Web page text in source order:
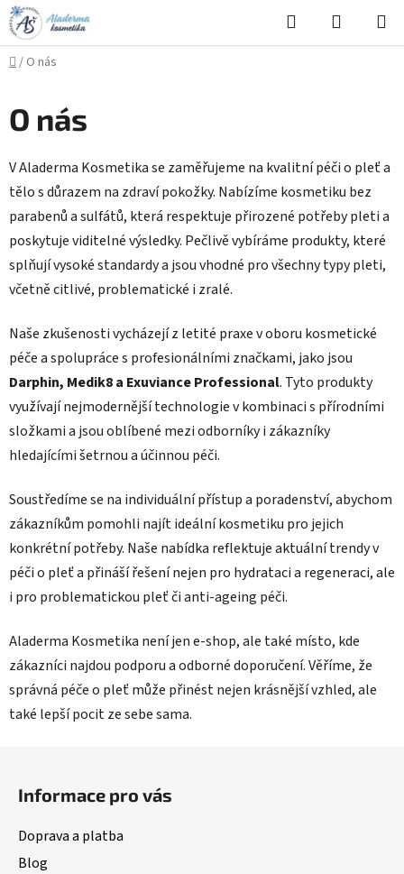
Přejít
na
obsah
Hledat
KOŠÍK
Domů
/ O nás
O nás
V Aladerma Kosmetika se zaměřujeme na kvalitní péči o pleť a
tělo s důrazem na zdraví pokožky. Nabízíme kosmetiku bez
parabenů a sulfátů, která respektuje přirozené potřeby pleti a
poskytuje viditelné výsledky. Pečlivě vybíráme produkty, které
splňují vysoké standardy a jsou vhodné pro všechny typy pleti,
včetně citlivé, problematické i zralé.
Naše zkušenosti vycházejí z letité praxe v oboru kosmetické
péče a spolupráce s profesionálními značkami, jako jsou
Darphin, Medik8 a Exuviance Professional. Tyto produkty
využívají nejmodernější technologie v kombinaci s přírodními
složkami a jsou oblíbené mezi odborníky i zákazníky
hledajícími šetrnou a účinnou péči.
Soustředíme se na individuální přístup a poradenství, abychom
zákazníkům pomohli najít ideální kosmetiku pro jejich
konkrétní potřeby. Naše nabídka reflektuje aktuální trendy v
péči o pleť a přináší řešení nejen pro hydrataci a regeneraci, ale
i pro problematickou pleť či anti-ageing péči.
Aladerma Kosmetika není jen e-shop, ale také místo, kde
zákazníci najdou podporu a odborné doporučení. Věříme, že
správná péče o pleť může přinést nejen krásnější vzhled, ale
také lepší pocit ze sebe sama.
Informace pro vás
Doprava a platba
Blog